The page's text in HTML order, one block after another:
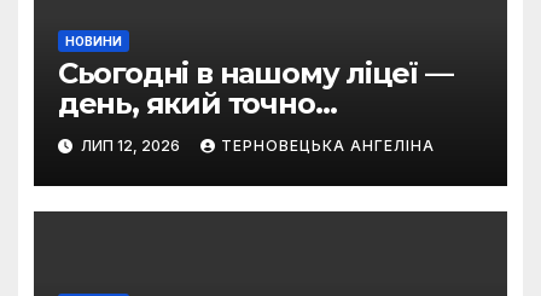
НОВИНИ
Сьогодні в нашому ліцеї —
день, який точно
залишиться в серці
кожного!
ЛИП 12, 2026 ТЕРНОВЕЦЬКА АНГЕЛІНА